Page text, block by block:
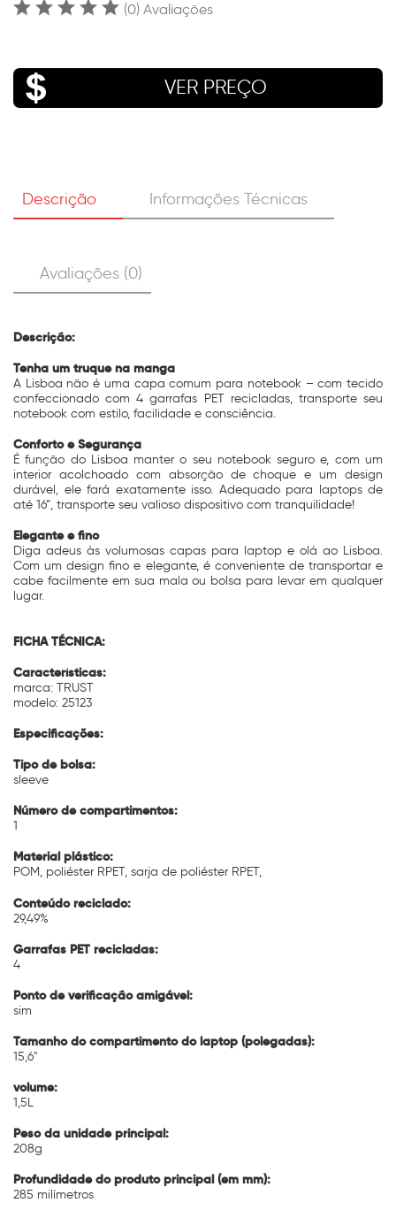
(0) Avaliações
VER PREÇO
Descrição Informações Técnicas
Avaliações (0)
Descrição:
Tenha um truque na manga
A Lisboa não é uma capa comum para notebook – com tecido
confeccionado com 4 garrafas PET recicladas, transporte seu
notebook com estilo, facilidade e consciência.
Conforto e Segurança
É função do Lisboa manter o seu notebook seguro e, com um
interior acolchoado com absorção de choque e um design
durável, ele fará exatamente isso. Adequado para laptops de
até 16”, transporte seu valioso dispositivo com tranquilidade!
Elegante e fino
Diga adeus às volumosas capas para laptop e olá ao Lisboa.
Com um design fino e elegante, é conveniente de transportar e
cabe facilmente em sua mala ou bolsa para levar em qualquer
lugar.
FICHA TÉCNICA:
Características:
marca: TRUST
modelo: 25123
Especificações:
Tipo de bolsa:
sleeve
Número de compartimentos:
1
Material plástico:
POM, poliéster RPET, sarja de poliéster RPET,
Conteúdo reciclado:
29,49%
Garrafas PET recicladas:
4
Ponto de verificação amigável:
sim
Tamanho do compartimento do laptop (polegadas):
15,6"
volume:
1,5L
Peso da unidade principal:
208g
Profundidade do produto principal (em mm):
285 milímetros